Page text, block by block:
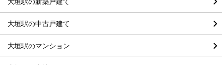
大垣駅の中古戸建て
大垣駅のマンション